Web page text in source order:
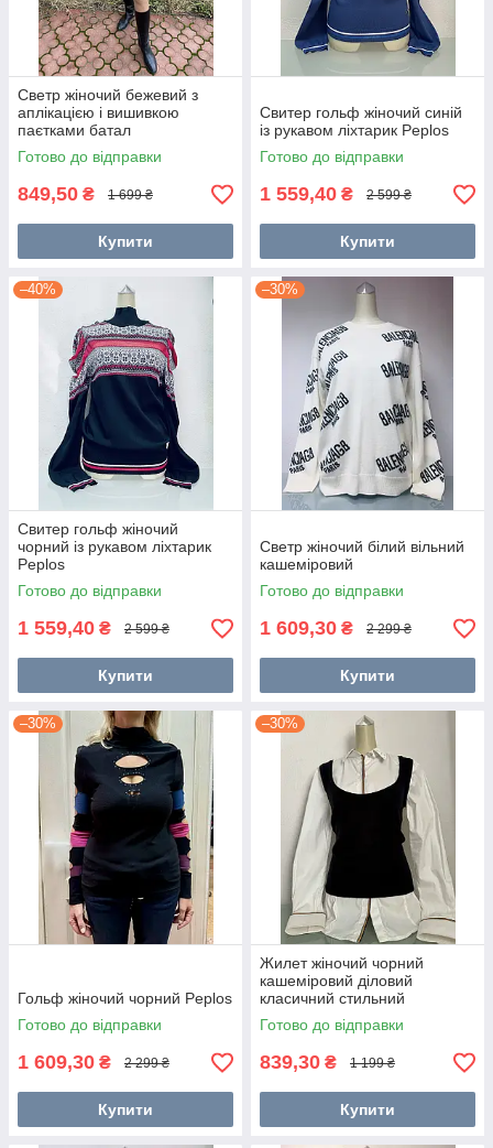
Светр жіночий бежевий з
аплікацією і вишивкою
паєтками батал
Готово до відправки
849,50 ₴ 1 699 ₴
Купити
Свитер гольф жіночий синій
із рукавом ліхтарик Peplos
Готово до відправки
1 559,40 ₴ 2 599 ₴
Купити
–40%
Свитер гольф жіночий
чорний із рукавом ліхтарик
Peplos
Готово до відправки
1 559,40 ₴ 2 599 ₴
Купити
–30%
Светр жіночий білий вільний
кашеміровий
Готово до відправки
1 609,30 ₴ 2 299 ₴
Купити
–30%
Гольф жіночий чорний Peplos
Готово до відправки
1 609,30 ₴ 2 299 ₴
Купити
–30%
Жилет жіночий чорний
кашеміровий діловий
класичний стильний
Готово до відправки
839,30 ₴ 1 199 ₴
Купити